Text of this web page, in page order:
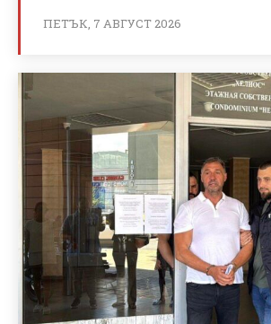
ПЕТЪК, 7 АВГУСТ 2026